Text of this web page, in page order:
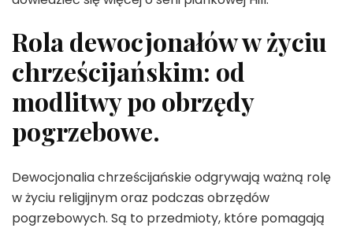
Rola dewocjonałów w życiu
chrześcijańskim: od
modlitwy po obrzędy
pogrzebowe.
Dewocjonalia chrześcijańskie odgrywają ważną rolę
w życiu religijnym oraz podczas obrzędów
pogrzebowych. Są to przedmioty, które pomagają